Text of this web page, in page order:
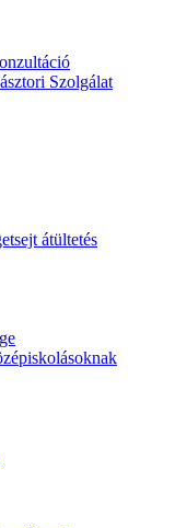
Szolgálat
átültetés